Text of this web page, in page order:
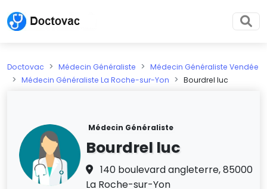
Doctovac Médecin Généraliste
Médecin Généraliste Vendée
Médecin Généraliste La Roche-sur-Yon
Bourdrel luc
Médecin Généraliste
Bourdrel luc
140 boulevard angleterre, 85000
La Roche-sur-Yon